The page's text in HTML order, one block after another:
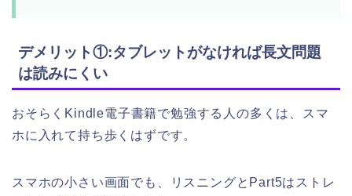
デメリット①:タブレットがなければ長文問題
は読みにくい
おそらくKindle電子書籍で勉強する人の多くは、スマ
ホに入れて持ち歩くはずです。
スマホの小さい画面でも、リスニングとPart5はストレ